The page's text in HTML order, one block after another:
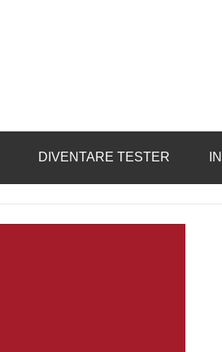
DIVENTARE TESTER